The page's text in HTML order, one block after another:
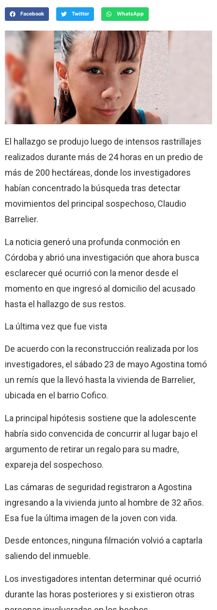
Facebook Twitter WhatsApp
El hallazgo se produjo luego de intensos rastrillajes
realizados durante más de 24 horas en un predio de
más de 200 hectáreas, donde los investigadores
habían concentrado la búsqueda tras detectar
movimientos del principal sospechoso, Claudio
Barrelier.
La noticia generó una profunda conmoción en
Córdoba y abrió una investigación que ahora busca
esclarecer qué ocurrió con la menor desde el
momento en que ingresó al domicilio del acusado
hasta el hallazgo de sus restos.
La última vez que fue vista
De acuerdo con la reconstrucción realizada por los
investigadores, el sábado 23 de mayo Agostina tomó
un remís que la llevó hasta la vivienda de Barrelier,
ubicada en el barrio Cofico.
La principal hipótesis sostiene que la adolescente
habría sido convencida de concurrir al lugar bajo el
argumento de retirar un regalo para su madre,
expareja del sospechoso.
Las cámaras de seguridad registraron a Agostina
ingresando a la vivienda junto al hombre de 32 años.
Esa fue la última imagen de la joven con vida.
Desde entonces, ninguna filmación volvió a captarla
saliendo del inmueble.
Los investigadores intentan determinar qué ocurrió
durante las horas posteriores y si existieron otras